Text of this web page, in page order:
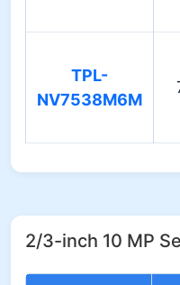
TPL-
NV7538M6M
2/3-inch 10 MP